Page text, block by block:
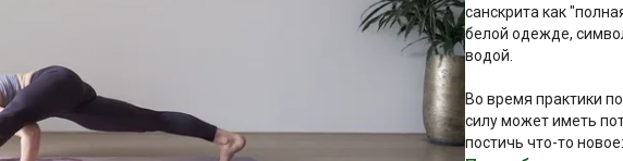
санскрита как
белой одежде,
водой.
Во время практики
силу может иметь
постичь что-то